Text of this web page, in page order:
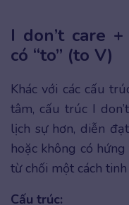
I don’t care
có “to” (to V)
Khác với các cấu
tâm, cấu trúc I
lịch sự hơn, diễn
hoặc không có
từ chối một cách tinh
Cấu trúc: